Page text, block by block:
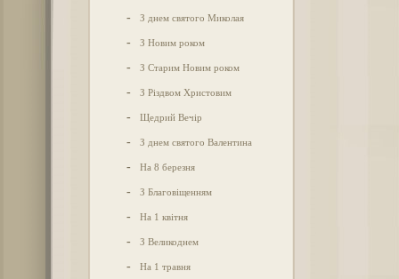
- З днем святого Миколая
- З Новим роком
- З Старим Новим роком
- З Різдвом Христовим
- Щедрий Вечір
- З днем святого Валентина
- На 8 березня
- З Благовіщенням
- На 1 квітня
- З Великоднем
- На 1 травня